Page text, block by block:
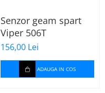
Senzor geam spart
Viper 506T
156,00 Lei
ADAUGA IN COS